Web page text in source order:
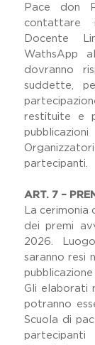
Pace don
contattare
Docente
WathsApp
dovranno
suddette,
restituite e
partecipanti.
ART. 7 –
La cerimonia
dei premi
2026.
saranno resi
Gli elaborati
potranno
Scuola di